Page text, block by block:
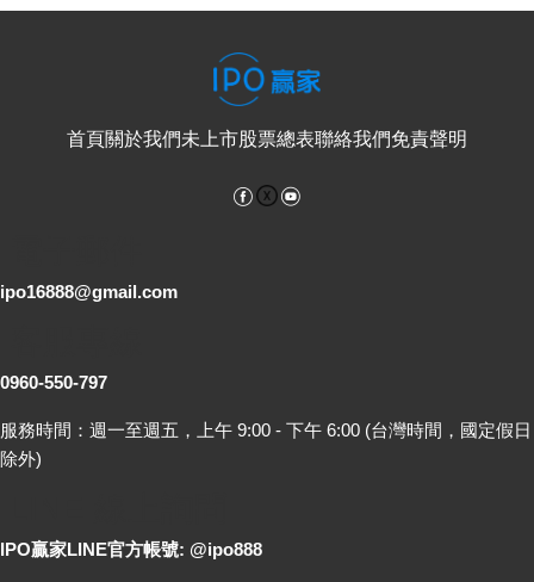
首頁關於我們未上市股票總表聯絡我們免責聲明
Facebook
ipo16888@gmail.com
0960-550-797
服務時間：週一至週五，上午 9:00 - 下午 6:00 (台灣時間，國定假日
除外)
IPO贏家LINE官方帳號: @ipo888